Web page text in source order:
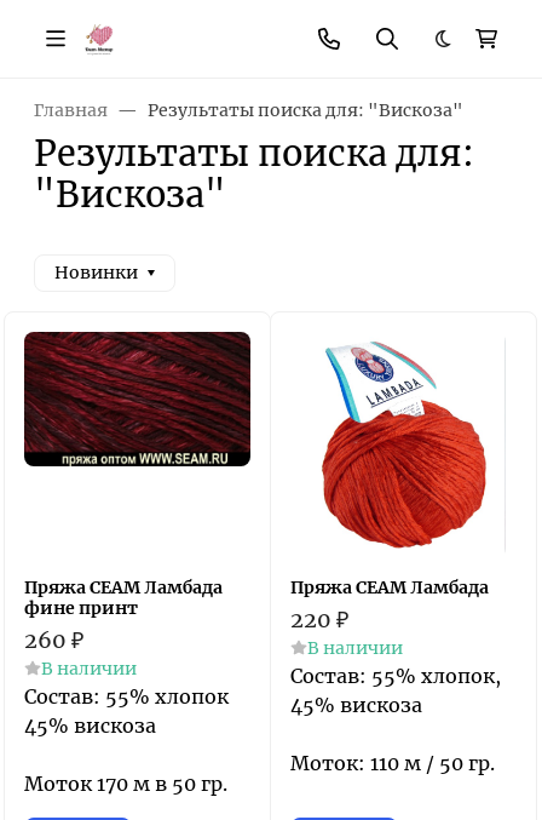
Темная
Главная Результаты поиска для: "Вискоза"
Результаты поиска для:
"Вискоза"
Новинки
Пряжа СЕАМ Ламбада
фине принт
260 ₽
В наличии
Состав: 55% хлопок
45% вискоза
Моток 170 м в 50 гр.
Пряжа СЕАМ Ламбада
220 ₽
В наличии
Состав: 55% хлопок,
45% вискоза
Моток: 110 м / 50 гр.